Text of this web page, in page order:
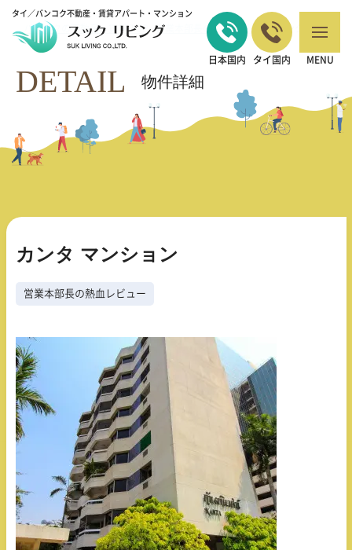
タイ／バンコク不動産・賃貸アパート・マンション
日本国内 タイ国内 MENU
バンコクの不動産・賃貸 TOP >営業本部長の熱血レビュー>カンタ マンシ
ョン
DETAIL 物件詳細
カンタ マンション
営業本部長の熱血レビュー